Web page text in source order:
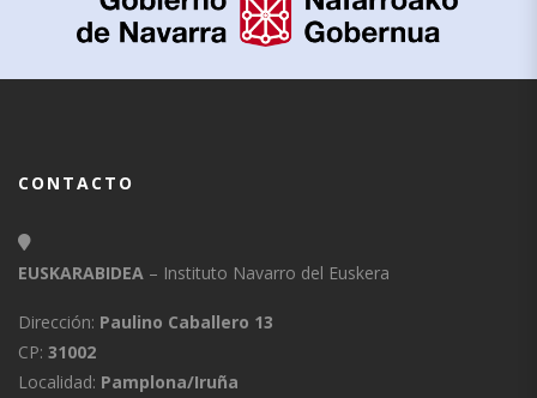
CONTACTO
EUSKARABIDEA – Instituto Navarro del Euskera
Dirección: Paulino Caballero 13
CP: 31002
Localidad: Pamplona/Iruña